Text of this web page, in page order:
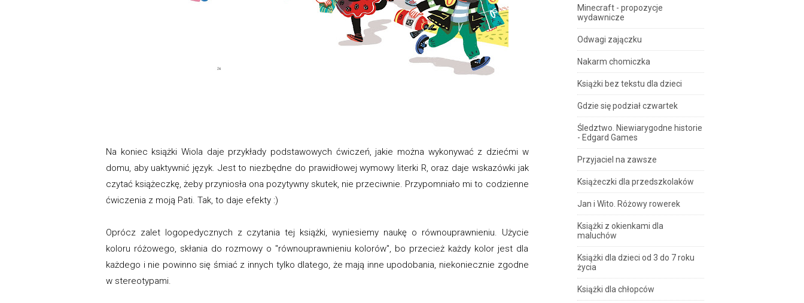
Na koniec książki Wiola daje przykłady podstawowych ćwiczeń, jakie można wykonywać z dziećmi w
domu, aby uaktywnić język. Jest to niezbędne do prawidłowej wymowy literki R, oraz daje wskazówki jak
czytać książeczkę, żeby przyniosła ona pozytywny skutek, nie przeciwnie. Przypomniało mi to codzienne
ćwiczenia z moją Pati. Tak, to daje efekty :)
Oprócz zalet logopedycznych z czytania tej książki, wyniesiemy naukę o równouprawnieniu. Użycie
koloru różowego, skłania do rozmowy o "równouprawnieniu kolorów", bo przecież każdy kolor jest dla
każdego i nie powinno się śmiać z innych tylko dlatego, że mają inne upodobania, niekoniecznie zgodne
w stereotypami.
Minecraft - propozycje
wydawnicze
Odwagi zajączku
Nakarm chomiczka
Książki bez tekstu dla dzieci
Gdzie się podział czwartek
Śledztwo. Niewiarygodne historie
- Edgard Games
Przyjaciel na zawsze
Książeczki dla przedszkolaków
Jan i Wito. Różowy rowerek
Książki z okienkami dla
maluchów
Książki dla dzieci od 3 do 7 roku
życia
Książki dla chłopców